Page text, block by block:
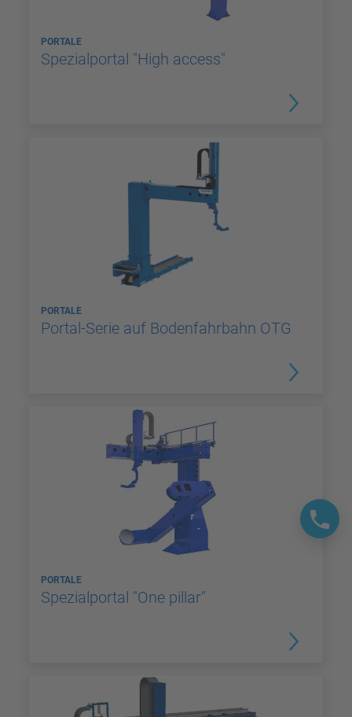
PORTALE
Spezialportal "High access"
PORTALE
Portal-Serie auf Bodenfahrbahn OTG
PORTALE
Spezialportal "One pillar"